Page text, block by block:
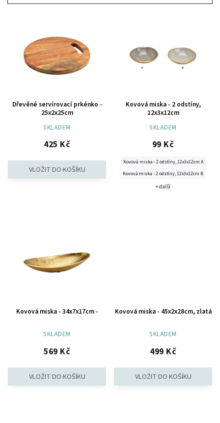
Nejdražší
Abecedně
Dřevěné servírovací prkénko -
25x2x25cm
SKLADEM
425 Kč
Kovová miska - 2 odstíny,
12x3x12cm
SKLADEM
99 Kč
Kovová miska - 2 odstíny, 12x3x12cm A
Kovová miska - 2 odstíny, 12x3x12cm B
+ další
Kovová miska - 34x7x17cm -
SKLADEM
569 Kč
Kovová miska - 45x2x28cm, zlatá
SKLADEM
499 Kč